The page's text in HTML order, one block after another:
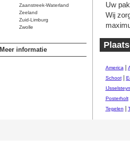
Zaanstreek-Waterland
Zeeland
Zuid-Limburg
Zwolle
Meer informatie
Uw
Wij
America|
Schoot|
Posterholt
Tegelen